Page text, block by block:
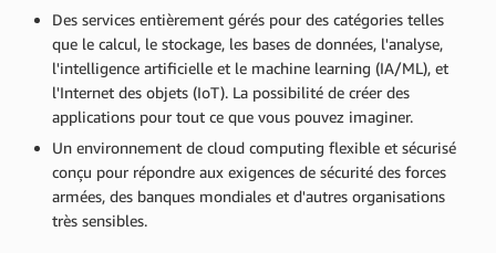
Des services entièrement gérés pour des catégories telles
que le calcul, le stockage, les bases de données, l'analyse,
l'intelligence artificielle et le machine learning (IA/ML), et
l'Internet des objets (IoT). La possibilité de créer des
applications pour tout ce que vous pouvez imaginer.
Un environnement de cloud computing flexible et sécurisé
conçu pour répondre aux exigences de sécurité des forces
armées, des banques mondiales et d'autres organisations
très sensibles.